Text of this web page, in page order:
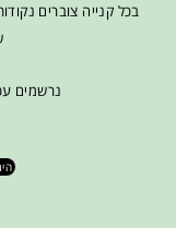
בכל קנייה צוברים
נרשמים עכשיו